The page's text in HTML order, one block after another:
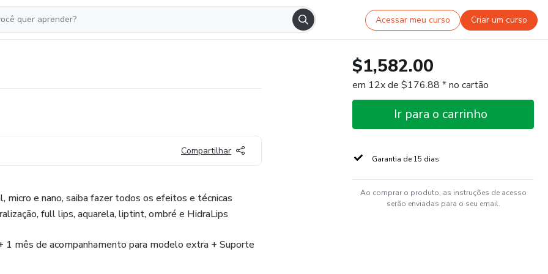
Acessar meu curso Criar um curso
Compartilhar
micro e nano, saiba fazer todos os efeitos e técnicas
full lips, aquarela, liptint, ombré e HidraLips
1 mês de acompanhamento para modelo extra + Suporte
$1,582.00
em 12x de $176.88 * no cartão
Ir para o carrinho
Garantia de 15 dias
Ao comprar o produto, as instruções de acesso
serão enviadas para o seu email.